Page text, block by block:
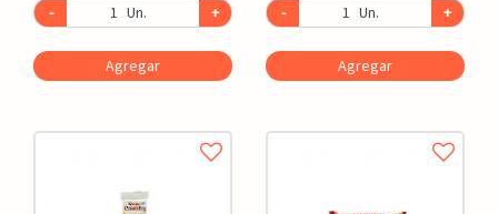
- Un. +
Agregar
- Un. +
Agregar